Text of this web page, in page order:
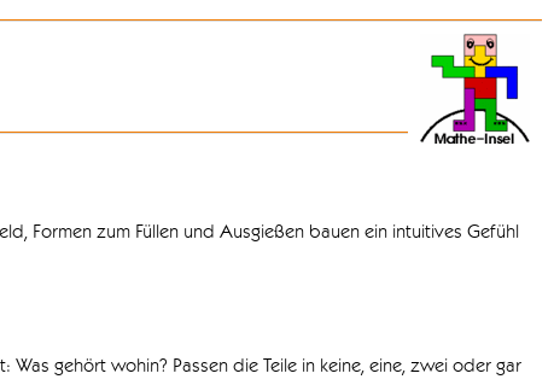
Formen zum Füllen und Ausgießen bauen ein intuitives Gefühl
gehört wohin? Passen die Teile in keine, eine, zwei oder gar